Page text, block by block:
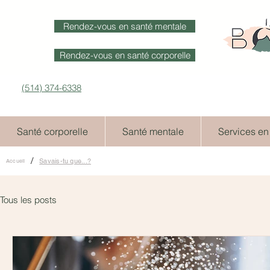
Rendez-vous en santé mentale
Rendez-vous en santé corporelle
(514) 374-6338
Santé corporelle Santé mentale Services
Accueil / Savais-tu que...?
Tous les posts